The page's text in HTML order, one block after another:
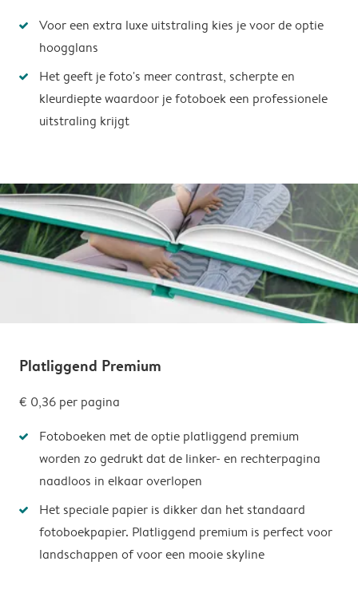
Voor een extra luxe uitstraling kies je voor de optie
hoogglans
Het geeft je foto's meer contrast, scherpte en
kleurdiepte waardoor je fotoboek een professionele
uitstraling krijgt
Platliggend Premium
€ 0,36 per pagina
Fotoboeken met de optie platliggend premium
worden zo gedrukt dat de linker- en rechterpagina
naadloos in elkaar overlopen
Het speciale papier is dikker dan het standaard
fotoboekpapier. Platliggend premium is perfect voor
landschappen of voor een mooie skyline